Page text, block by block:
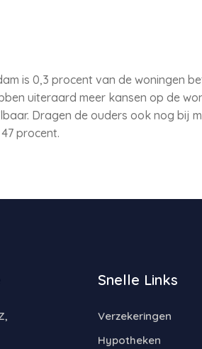
is 0,3 procent van de woningen
uiteraard meer kansen op de
Dragen de ouders ook nog bij
procent.
Snelle Links
Verzekeringen
Hypotheken